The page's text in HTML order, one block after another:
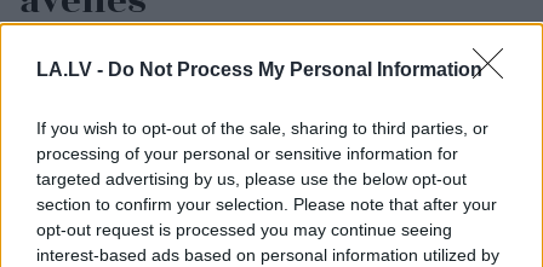
LA.LV - Do Not Process My Personal Information
If you wish to opt-out of the sale, sharing to third parties, or
processing of your personal or sensitive information for
targeted advertising by us, please use the below opt-out
section to confirm your selection. Please note that after your
opt-out request is processed you may continue seeing
interest-based ads based on personal information utilized by
ceļiem: turam īkšķus, lai neatrodi sarakstā
savu auto
FOTO.“Vai tas ir normāli?” Guntars veikalā
nopērk tomātu, taču, pārgriežot to uz
pusēm, viņu sagaida pārsteigums